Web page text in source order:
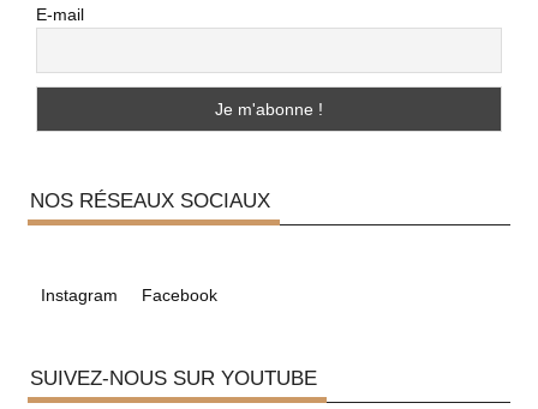
E-mail
NOS RÉSEAUX SOCIAUX
Instagram Facebook
SUIVEZ-NOUS SUR YOUTUBE